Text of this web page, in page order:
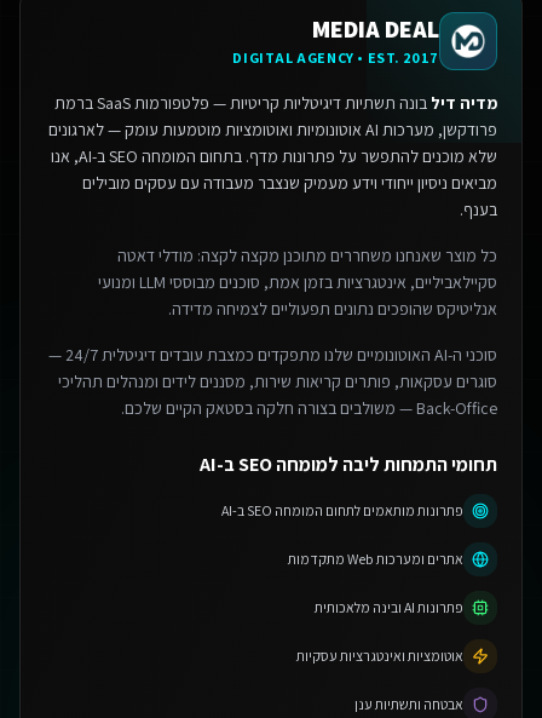
MEDIA DEAL
DIGITAL AGENCY • EST. 2017
מדיה דיל
בונה תשתיות דיגיטליות קריטיות — פלטפורמות SaaS ברמת
פרודקשן, מערכות AI אוטונומיות ואוטומציות מוטמעות עומק — לארגונים
שלא מוכנים להתפשר על פתרונות מדף.
בתחום המומחה SEO ב-AI, אנו
מביאים ניסיון ייחודי וידע מעמיק שנצבר מעבודה עם עסקים מובילים
בענף.
כל מוצר שאנחנו משחררים מתוכנן מקצה לקצה: מודלי דאטה
סקיילאביליים, אינטגרציות בזמן אמת, סוכנים מבוססי LLM ומנועי
אנליטיקס שהופכים נתונים תפעוליים לצמיחה מדידה.
סוכני ה-AI האוטונומיים שלנו מתפקדים כמצבת עובדים דיגיטלית 24/7 —
סוגרים עסקאות, פותרים קריאות שירות, מסננים לידים ומנהלים תהליכי
Back-Office — משולבים בצורה חלקה בסטאק הקיים שלכם.
תחומי התמחות ליבה למומחה SEO ב-AI
פתרונות מותאמים לתחום המומחה SEO ב-AI
אתרים ומערכות Web מתקדמות
פתרונות AI ובינה מלאכותית
אוטומציות ואינטגרציות עסקיות
אבטחה ותשתיות ענן